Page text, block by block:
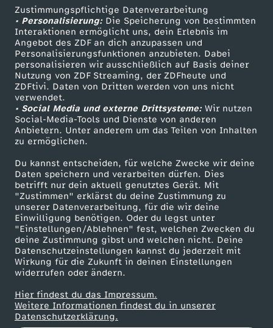
Zustimmungspflichtige Datenverarbeitung
• Personalisierung:Die Speicherung von bestimmten
Interaktionen ermöglicht uns, dein Erlebnis im
Angebot des ZDF an dich anzupassen und
Personalisierungsfunktionen anzubieten. Dabei
personalisieren wir ausschließlich auf Basis deiner
Nutzung von ZDF Streaming, der ZDFheute und
ZDFtivi. Daten von Dritten werden von uns nicht
verwendet.
• Social Media und externe Drittsysteme:Wir nutzen
Social-Media-Tools und Dienste von anderen
Anbietern. Unter anderem um das Teilen von Inhalten
zu ermöglichen.
Du kannst entscheiden, für welche Zwecke wir deine
Daten speichern und verarbeiten dürfen. Dies
betrifft nur dein aktuell genutztes Gerät. Mit
"Zustimmen" erklärst du deine Zustimmung zu
unserer Datenverarbeitung, für die wir deine
Einwilligung benötigen. Oder du legst unter
"Einstellungen/Ablehnen" fest, welchen Zwecken du
deine Zustimmung gibst und welchen nicht. Deine
Datenschutzeinstellungen kannst du jederzeit mit
Wirkung für die Zukunft in deinen Einstellungen
widerrufen oder ändern.
Hier findest du das Impressum.
Weitere Informationen findest du in unserer
Datenschutzerklärung.
Livestreams
Sendungen A-Z
TV-Programm
Zuschauerservice
Hilfe
ZDF Unternehmen
Karriere
ZDF goes Schule
Werbefernsehen
Mainzelmännchen
Partner